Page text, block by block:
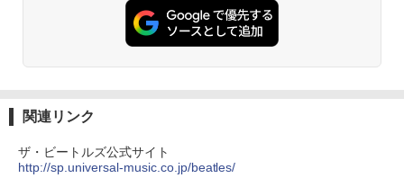
関連リンク
ザ・ビートルズ公式サイト
http://sp.universal-music.co.jp/beatles/